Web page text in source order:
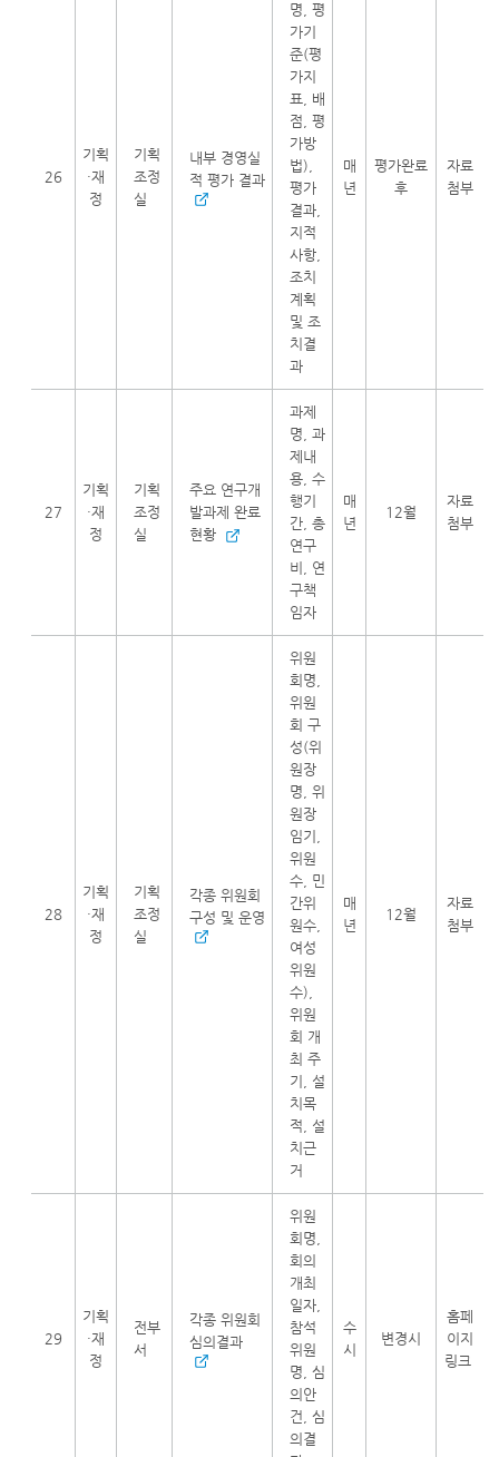
26
기획
·재
정
기획
조정
실
내부 경영실
적 평가 결과
명, 평
가기
준(평
가지
표, 배
점, 평
가방
법),
평가
결과,
지적
사항,
조치
계획
및 조
치결
과
매
년
평가완료
후
자료
첨부
27
기획
·재
정
기획
조정
실
주요 연구개
발과제 완료
현황
과제
명, 과
제내
용, 수
행기
간, 총
연구
비, 연
구책
임자
매
년
12월
자료
첨부
28
기획
·재
정
기획
조정
실
각종 위원회
구성 및 운영
위원
회명,
위원
회 구
성(위
원장
명, 위
원장
임기,
위원
수, 민
간위
원수,
여성
위원
수),
위원
회 개
최 주
기, 설
치목
적, 설
치근
거
매
년
12월
자료
첨부
29
기획
·재
정
전부
서
각종 위원회
심의결과
위원
회명,
회의
개최
일자,
참석
위원
명, 심
의안
건, 심
의결
수
시
변경시
홈페
이지
링크